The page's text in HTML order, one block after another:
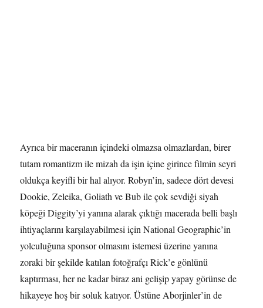
Ayrıca bir maceranın içindeki olmazsa olmazlardan, birer
tutam romantizm ile mizah da işin içine girince filmin seyri
oldukça keyifli bir hal alıyor. Robyn’in, sadece dört devesi
Dookie, Zeleika, Goliath ve Bub ile çok sevdiği siyah
köpeği Diggity’yi yanına alarak çıktığı macerada belli başlı
ihtiyaçlarını karşılayabilmesi için National Geographic’in
yolculuğuna sponsor olmasını istemesi üzerine yanına
zoraki bir şekilde katılan fotoğrafçı Rick’e gönlünü
kaptırması, her ne kadar biraz ani gelişip yapay görünse de
hikayeye hoş bir soluk katıyor. Üstüne Aborjinler’in de